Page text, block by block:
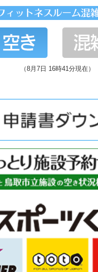
（8月7日 16時41分現在）